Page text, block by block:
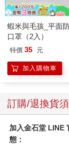
Shange、Leslie
言，以及許多作家
本書中充滿力量的
地爭取生育自由，
麼必要。它們寫出
孤立中做出生育方
理折磨。這些是我
本書的架構
志」、「靈魂」。
終止妊娠決定，以
中，我們如何獨自
蝦米與毛孩_平面
口罩（2入）
特價 35 元
加入購物車
訂購/退換貨
加入金石堂 LINE
態：